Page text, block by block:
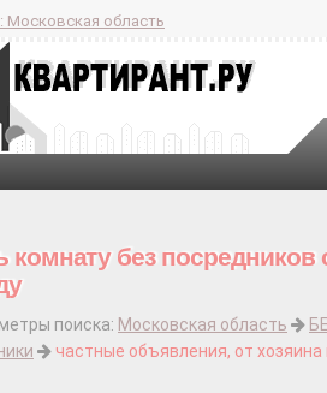
Московская область
комнату без
поиска: Московская область
частные объявления, от